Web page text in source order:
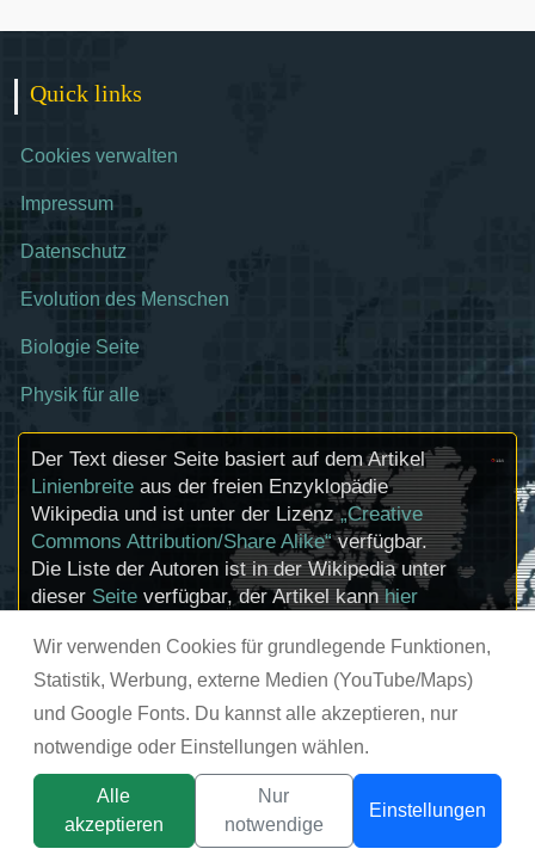
Wir verwenden Cookies für grundlegende Funktionen,
Statistik, Werbung, externe Medien (YouTube/Maps)
und Google Fonts. Du kannst alle akzeptieren, nur
notwendige oder Einstellungen wählen.
Alle
akzeptieren
Nur
notwendige
Einstellungen
Quick links
Cookies verwalten
Impressum
Datenschutz
Evolution des Menschen
Biologie Seite
Physik für alle
Der Text dieser Seite basiert auf dem Artikel
Linienbreite aus der freien Enzyklopädie
Wikipedia und ist unter der Lizenz„Creative
Commons Attribution/Share Alike“verfügbar.
Die Liste der Autoren ist in der Wikipedia unter
dieser Seite verfügbar, der Artikel kannhier
Urhebern und zum Lizenzstatus eingebundener
Mediendateien (etwa Bilder oder Videos) können
im Regelfall durch Anklicken dieser abgerufen
© chemie-schule.de 2026